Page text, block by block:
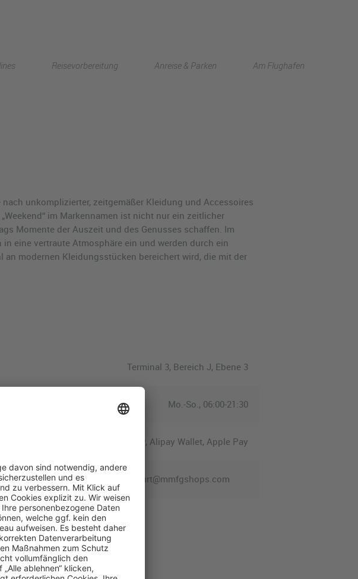
Reisevorbereitung Anreise & Parken Am Flughafen
unkomplizierter, zeitgemäßer Kleidung und Accessoires
im Markennamen ist nicht nur ein zeitlicher
Momente der Auszeit und des Genusses schaffen. Im
eine vertraute Atmosphäre ein und werden durch ein
modernen Kleidungsstücken bereichert wird, die mit der
Terminal 3, Bereich J, Ebene 3
Mo.-So., 06:00-21:30
JCB, Euro/Mastercard, Union Pay, Alipay Wallet, Apple Pay
we.apt.frankfurt@mmfgshops.com